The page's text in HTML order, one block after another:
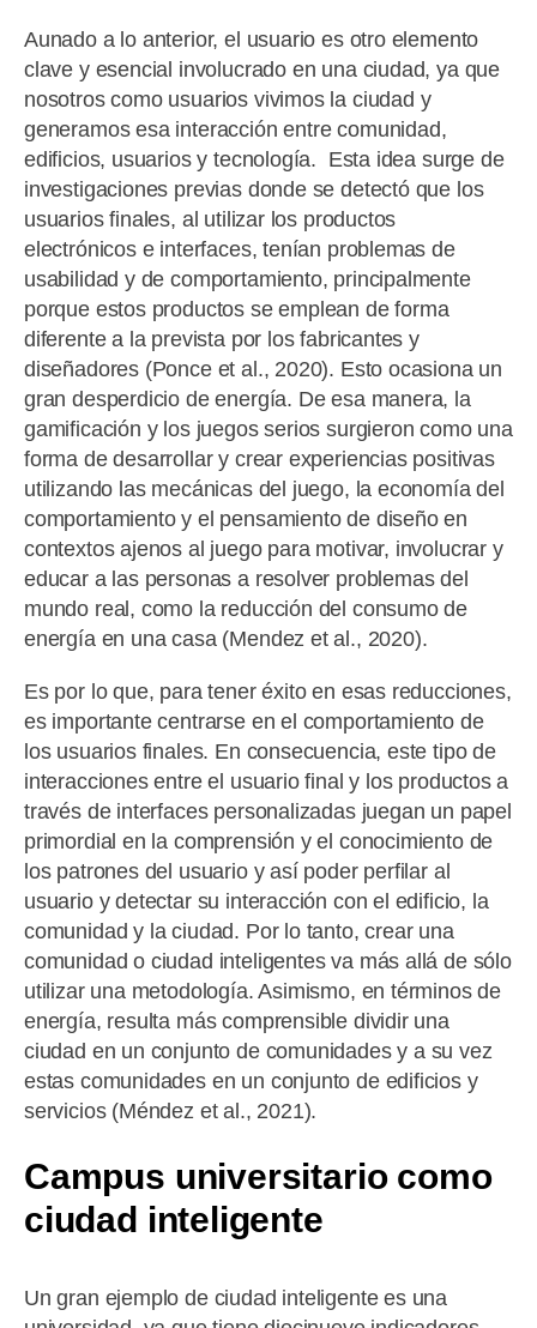
Aunado a lo anterior, el usuario es otro elemento
clave y esencial involucrado en una ciudad, ya que
nosotros como usuarios vivimos la ciudad y
generamos esa interacción entre comunidad,
edificios, usuarios y tecnología. Esta idea surge de
investigaciones previas donde se detectó que los
usuarios finales, al utilizar los productos
electrónicos e interfaces, tenían problemas de
usabilidad y de comportamiento, principalmente
porque estos productos se emplean de forma
diferente a la prevista por los fabricantes y
diseñadores (Ponce et al., 2020). Esto ocasiona un
gran desperdicio de energía. De esa manera, la
gamificación y los juegos serios surgieron como una
forma de desarrollar y crear experiencias positivas
utilizando las mecánicas del juego, la economía del
comportamiento y el pensamiento de diseño en
contextos ajenos al juego para motivar, involucrar y
educar a las personas a resolver problemas del
mundo real, como la reducción del consumo de
energía en una casa (Mendez et al., 2020).
Es por lo que, para tener éxito en esas reducciones,
es importante centrarse en el comportamiento de
los usuarios finales. En consecuencia, este tipo de
interacciones entre el usuario final y los productos a
través de interfaces personalizadas juegan un papel
primordial en la comprensión y el conocimiento de
los patrones del usuario y así poder perfilar al
usuario y detectar su interacción con el edificio, la
comunidad y la ciudad. Por lo tanto, crear una
comunidad o ciudad inteligentes va más allá de sólo
utilizar una metodología. Asimismo, en términos de
energía, resulta más comprensible dividir una
ciudad en un conjunto de comunidades y a su vez
estas comunidades en un conjunto de edificios y
servicios (Méndez et al., 2021).
Campus universitario como
ciudad inteligente
Un gran ejemplo de ciudad inteligente es una